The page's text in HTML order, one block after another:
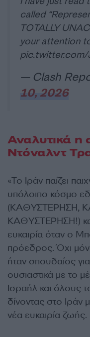
called
TOTALLY
your attention
pic.twitter.com/
— Clash
10, 2026
Αναλυτικά η
Ντόναλντ
«Το Ιράν παίζει
υπόλοιπο κόσμο
(ΚΑΘΥΣΤΕΡΗΣΗ,
ΚΑΘΥΣΤΕΡΗΣΗ!)
ευκαιρία όταν ο
πρόεδρος. Όχι
ήταν σπουδαίος
ουσιαστικά με το
Ισραήλ και όλους
δίνοντας στο Ιράν
νέα ευκαιρία ζωής.